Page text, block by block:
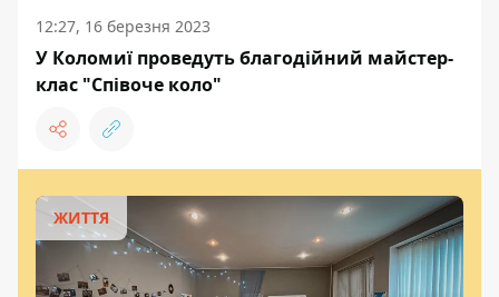
12:27, 16 березня 2023
У Коломиї проведуть благодійний майстер-
клас "Співоче коло"
ЖИТТЯ